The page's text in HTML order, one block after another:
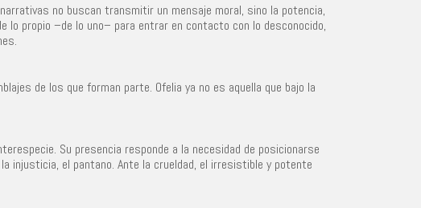
no buscan transmitir un mensaje moral, sino la potencia,
lo propio –de lo uno– para entrar en contacto con lo desconocido,
de los que forman parte. Ofelia ya no es aquella que bajo la
Su presencia responde a la necesidad de posicionarse
injusticia, el pantano. Ante la crueldad, el irresistible y potente